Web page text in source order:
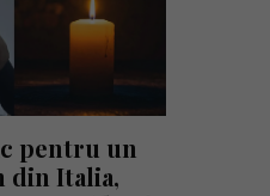
pentru un
din Italia,